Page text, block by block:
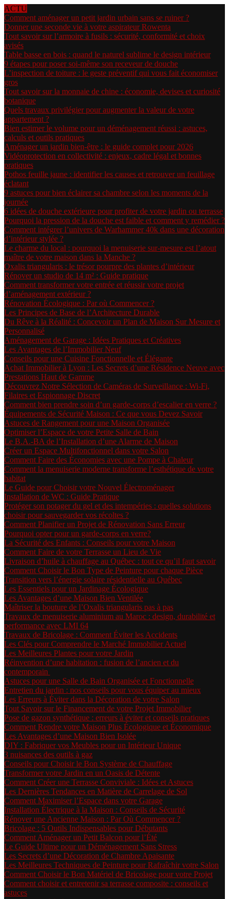
ACTU
Comment aménager un petit jardin urbain sans se ruiner ?
Donner une seconde vie à votre aspirateur Rowenta
Tout savoir sur l’armoire à fusils : sécurité, conformité et choix
avisés
Table basse en bois : quand le naturel sublime le design intérieur
9 étapes pour poser soi-même son receveur de douche
L’inspection de toiture : le geste préventif qui vous fait économiser
gros
Tout savoir sur la monnaie de chine : économie, devises et curiosité
botanique
Quels travaux privilégier pour augmenter la valeur de votre
appartement ?
Bien estimer le volume pour un déménagement réussi : astuces,
calculs et outils pratiques
Aménager un jardin bien-être : le guide complet pour 2026
Vidéoprotection en collectivité : enjeux, cadre légal et bonnes
pratiques
Pothos feuille jaune : identifier les causes et retrouver un feuillage
éclatant
9 astuces pour bien éclairer sa chambre selon les moments de la
journée
6 idées de douche extérieure pour profiter de votre jardin ou terrasse
Pourquoi la pression de la douche est faible et comment y remédier ?
Comment intégrer l’univers de Warhammer 40k dans une décoration
d’intérieur stylée ?
Le charme du local : pourquoi la menuiserie sur-mesure est l’atout
maître de votre maison dans la Manche ?
Oxalis triangularis : le trésor pourpre des plantes d’intérieur
Rénover un studio de 14 m² : Guide pratique
Comment transformer votre entrée et réussir votre projet
d’aménagement extérieur ?
Rénovation Écologique : Par où Commencer ?
Les Principes de Base de l’Architecture Durable
Du Rêve à la Réalité : Concevoir un Plan de Maison Sur Mesure et
Personnalisé
Aménagement de Garage : Idées Pratiques et Créatives
Les Avantages de l’Immobilier Neuf
Conseils pour une Cuisine Fonctionnelle et Élégante
Achat Immobilier à Lyon : Les Secrets d’une Résidence Neuve avec
Prestations Haut de Gamme
Découvrez Notre Sélection de Caméras de Surveillance : Wi-Fi,
Filaires et Espionnage Discret
Comment bien prendre soin d’un garde-corps d’escalier en verre ?
Équipements de Sécurité Maison : Ce que vous Devez Savoir
Astuces de Rangement pour une Maison Organisée
Optimiser l’Espace de votre Petite Salle de Bain
Le B.A.-BA de l’Installation d’une Alarme de Maison
Créer un Espace Multifonctionnel dans votre Salon
Comment Faire des Économies avec une Pompe à Chaleur
Comment la menuiserie moderne transforme l’esthétique de votre
habitat
Le Guide pour Choisir votre Nouvel Électroménager
Installation de WC : Guide Pratique
Protéger son potager du gel et des intempéries : quelles solutions
choisir pour sauvegarder vos récoltes ?
Comment Planifier un Projet de Rénovation Sans Erreur
Pourquoi opter pour un garde-corps en verre?
La Sécurité des Enfants : Conseils pour votre Maison
Comment Faire de votre Terrasse un Lieu de Vie
Livraison d’huile à chauffage au Québec : tout ce qu’il faut savoir
Comment Choisir le Bon Type de Peinture pour chaque Pièce
Transition vers l’énergie solaire résidentielle au Québec
Les Essentiels pour un Jardinage Écologique
Les Avantages d’une Maison Bien Ventilée
Maîtriser la bouture de l’Oxalis triangularis pas à pas
Travaux de menuiserie aluminium au Maroc : design, durabilité et
performance avec LMI 64
Travaux de Bricolage : Comment Éviter les Accidents
Les Clés pour Comprendre le Marché Immobilier Actuel
Les Meilleures Plantes pour votre Jardin
Réinvention d’une habitation : fusion de l’ancien et du
contemporain
Astuces pour une Salle de Bain Organisée et Fonctionnelle
Entretien du jardin : nos conseils pour vous équiper au mieux
Les Erreurs à Éviter dans la Décoration de votre Salon
Tout Savoir sur le Financement de votre Projet Immobilier
Pose de gazon synthétique : erreurs à éviter et conseils pratiques
Comment Rendre votre Maison Plus Écologique et Économique
Les Avantages d’une Maison Bien Isolée
DIY : Fabriquer vos Meubles pour un Intérieur Unique
3 nuisances des outils à gaz
Conseils pour Choisir le Bon Système de Chauffage
Transformer votre Jardin en un Oasis de Détente
Comment Créer une Terrasse Conviviale : Idées et Astuces
Les Dernières Tendances en Matière de Carrelage de Sol
Comment Maximiser l’Espace dans votre Garage
Installation Électrique à la Maison : Conseils de Sécurité
Rénover une Ancienne Maison : Par Où Commencer ?
Bricolage : 5 Outils Indispensables pour Débutants
Comment Aménager un Petit Balcon pour l’Été
Le Guide Ultime pour un Déménagement Sans Stress
Les Secrets d’une Décoration de Chambre Apaisante
Les Meilleures Techniques de Peinture pour Rafraîchir votre Salon
Comment Choisir le Bon Matériel de Bricolage pour votre Projet
Comment choisir et entretenir sa terrasse composite : conseils et
astuces